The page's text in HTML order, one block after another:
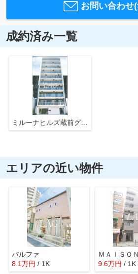
お問い合わせ
成約済み一覧
ミルーナヒルズ蔵前グロース
エリアの近い物件
パルファ
8.1万円 / 1K
9.6万円 / 1K